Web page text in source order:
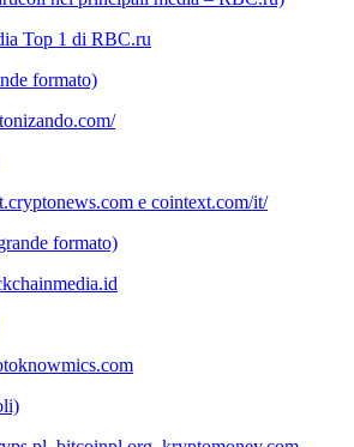
Top 1 di RBC.ru
formato)
e cointext.com/it/
formato)